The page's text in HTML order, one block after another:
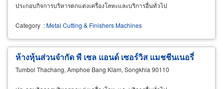
ประกอบกิจการบริหารตกแต่งเครื่องโลหะและบริการอื่นทั่วไป
Category :Metal Cutting & Finishers Machines
ห้างหุ้นส่วนจำกัด พี เซล แอนด์ เซอร์วิส แมชชีนเนอรี่
Tumbol Thachang, Amphoe Bang Klam, Songkhla 90110